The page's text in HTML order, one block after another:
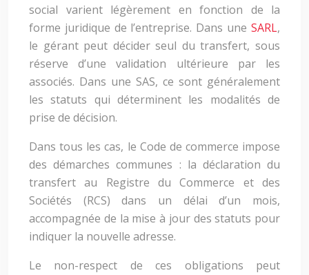
social varient légèrement en fonction de la
forme juridique de l’entreprise. Dans une SARL,
le gérant peut décider seul du transfert, sous
réserve d’une validation ultérieure par les
associés. Dans une SAS, ce sont généralement
les statuts qui déterminent les modalités de
prise de décision.
Dans tous les cas, le Code de commerce impose
des démarches communes : la déclaration du
transfert au Registre du Commerce et des
Sociétés (RCS) dans un délai d’un mois,
accompagnée de la mise à jour des statuts pour
indiquer la nouvelle adresse.
Le non-respect de ces obligations peut